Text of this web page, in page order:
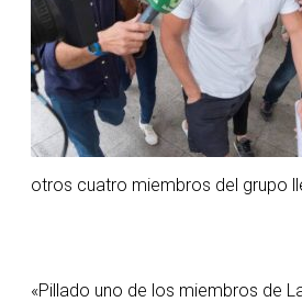
otros cuatro miembros del grupo
«Pillado uno de los miembros de